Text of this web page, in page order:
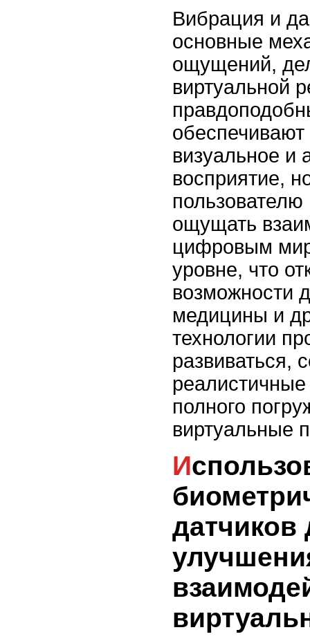
Вибрация и
основные
ощущений,
виртуальной
обеспечивают
визуальное и
восприятие,
ощущать
цифровым
уровне, что
возможности
медицины и
технологии
развиваться,
полного
виртуальные
Использование
датчиков